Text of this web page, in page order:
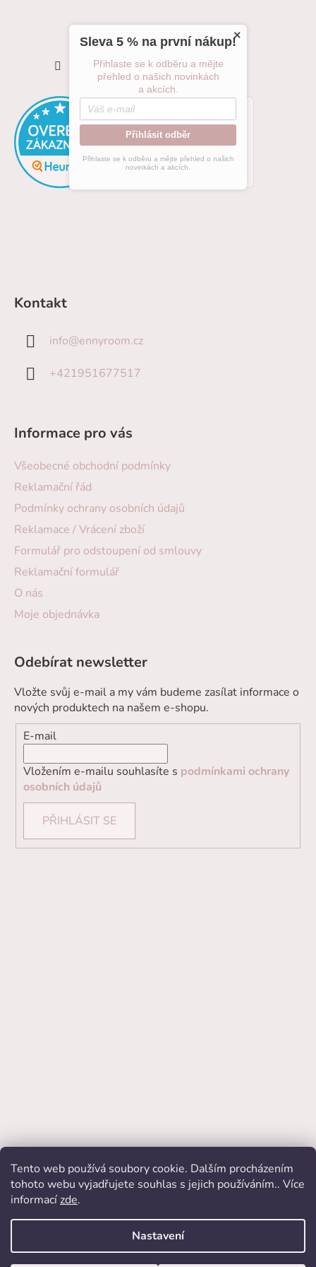
Tento web používá soubory cookie. Dalším procházením
tohoto webu vyjadřujete souhlas s jejich používáním.. Více
informací zde.
Nastavení
Sledovat na Instagramu
Kontakt
info@ennyroom.cz
+421951677517
Informace pro vás
Všeobecné obchodní podmínky
Reklamační řád
Podmínky ochrany osobních údajů
Reklamace / Vrácení zboží
Formulář pro odstoupení od smlouvy
Reklamační formulář
O nás
Moje objednávka
Odebírat newsletter
Vložte svůj e-mail a my vám budeme zasílat informace o
nových produktech na našem e-shopu.
E-mail
Vložením e-mailu souhlasíte s podmínkami ochrany
osobních údajů
PŘIHLÁSIT SE
Přijímáme online platby
×
Sleva 5 % na první nákup!
Přihlaste se k odběru a mějte
přehled o našich novinkách
a akcích.
Přihlásit odběr
Přihlaste se k odběru a mějte přehled o našich
novinkách a akcích.